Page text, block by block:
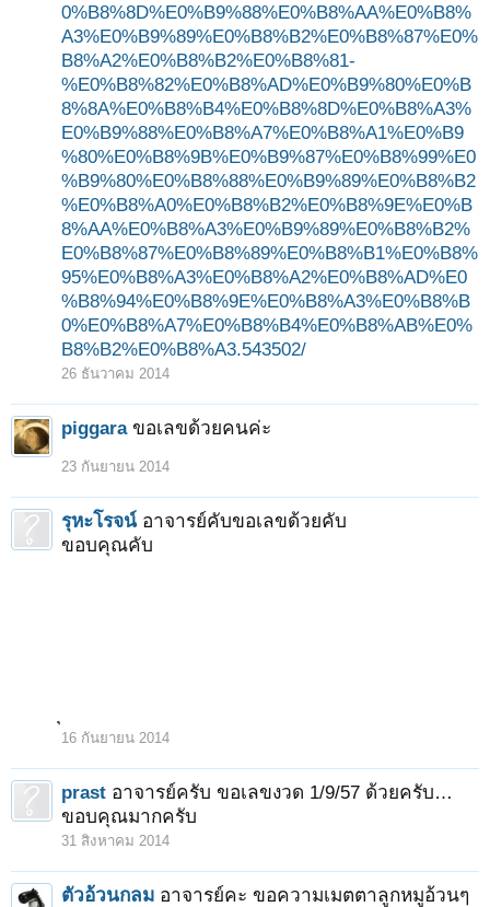
0%B8%8D%E0%B9%88%E0%B8%AA%E0%B8%
A3%E0%B9%89%E0%B8%B2%E0%B8%87%E0%
B8%A2%E0%B8%B2%E0%B8%81-
%E0%B8%82%E0%B8%AD%E0%B9%80%E0%B
8%8A%E0%B8%B4%E0%B8%8D%E0%B8%A3%
E0%B9%88%E0%B8%A7%E0%B8%A1%E0%B9
%80%E0%B8%9B%E0%B9%87%E0%B8%99%E0
%B9%80%E0%B8%88%E0%B9%89%E0%B8%B2
%E0%B8%A0%E0%B8%B2%E0%B8%9E%E0%B
8%AA%E0%B8%A3%E0%B9%89%E0%B8%B2%
E0%B8%87%E0%B8%89%E0%B8%B1%E0%B8%
95%E0%B8%A3%E0%B8%A2%E0%B8%AD%E0
%B8%94%E0%B8%9E%E0%B8%A3%E0%B8%B
0%E0%B8%A7%E0%B8%B4%E0%B8%AB%E0%
B8%B2%E0%B8%A3.543502/
26 ธันวาคม 2014
piggara ขอเลขด้วยคนค่ะ
23 กันยายน 2014
รุหะโรจน์ อาจารย์คับขอเลขด้วยคับ
ขอบคุณคับ
16 กันยายน 2014
prast อาจารย์ครับ ขอเลขงวด 1/9/57 ด้วยครับ…
ขอบคุณมากครับ
31 สิงหาคม 2014
ตัวอ้วนกลม อาจารย์คะ ขอความเมตตาลูกหมูอ้วนๆ